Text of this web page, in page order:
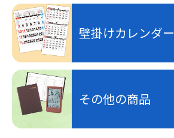
壁掛けカレンダー
その他の商品